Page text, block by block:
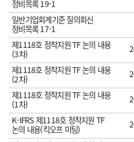
정비목록 19-1
일반기업회계기준 질의회신
정비목록 17-1
제1118호 정착지원 TF 논의 내용
(3차)
제1118호 정착지원 TF 논의 내용
(2차)
제1118호 정착지원 TF 논의 내용
(1차)
K-IFRS 제1118호 정착지원 TF
논의 내용(킥오프 미팅)